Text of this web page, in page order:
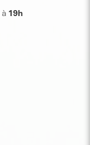
à 19h